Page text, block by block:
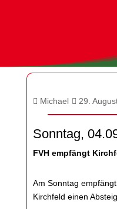
Michael 29.
Sonntag,
FVH empfängt
Am Sonntag
Kirchfeld einen